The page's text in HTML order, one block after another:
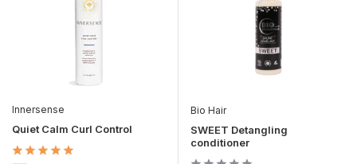
Innersense
Quiet Calm Curl Control
Bio Hair
SWEET Detangling
conditioner